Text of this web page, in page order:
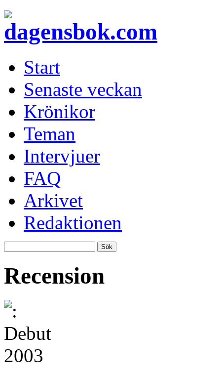
Start
Senaste veckan
Krönikor
Teman
Intervjuer
FAQ
Arkivet
Redaktionen
Recension